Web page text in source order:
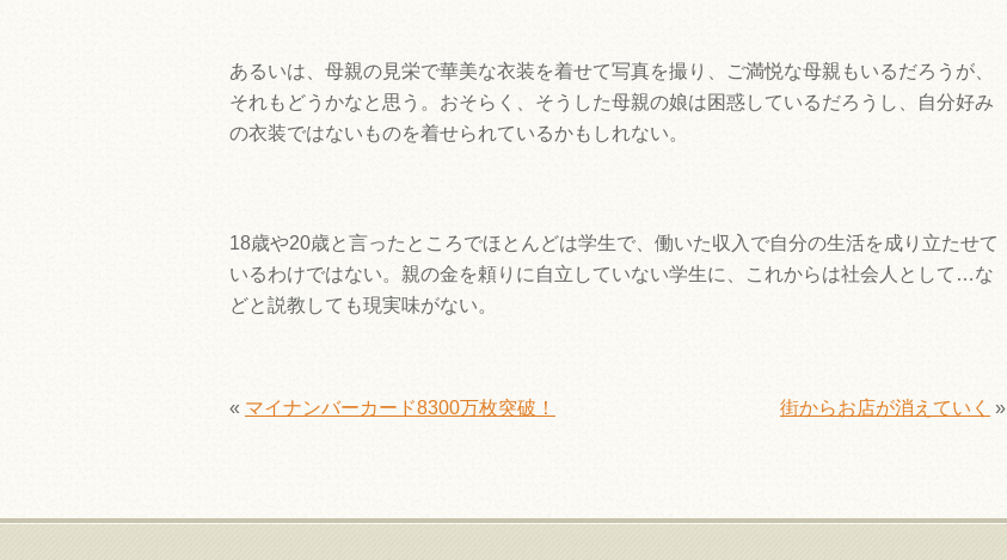
あるいは、母親の見栄で華美な衣装を着せて写真を撮り、ご満悦な母親もいるだろうが、
それもどうかなと思う。おそらく、そうした母親の娘は困惑しているだろうし、自分好み
の衣装ではないものを着せられているかもしれない。
18歳や20歳と言ったところでほとんどは学生で、働いた収入で自分の生活を成り立たせて
いるわけではない。親の金を頼りに自立していない学生に、これからは社会人として…な
どと説教しても現実味がない。
« マイナンバーカード8300万枚突破！ 街からお店が消えていく »